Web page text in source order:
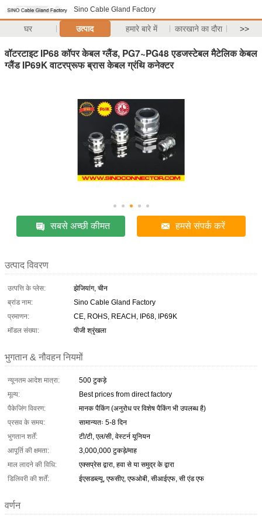
Sino Cable Gland Factory
घर उत्पाद हमारे बारे में कारखाने का दौरा >>
वॉटरटाइट IP68 कॉपर केबल ग्लैंड, PG7~PG48 एडजस्टेबल मैटेलिक केबल
ग्लैंड IP69K वाटरप्रूफ ब्रास केबल ग्रंथि कनेक्टर
सबसे अच्छी कीमत हमसे संपर्क करें
उत्पाद विवरण
उत्पत्ति के प्लेस:
झेजियांग, चीन
ब्रांड नाम:
Sino Cable Gland Factory
प्रमाणन:
CE, ROHS, REACH, IP68, IP69K
मॉडल संख्या:
पीजी श्रृंखला
भुगतान & नौवहन नियमों
न्यूनतम आदेश मात्रा:
500 टुकड़े
मूल्य:
Best prices from direct factory
पैकेजिंग विवरण:
मानक पैकिंग (अनुरोध पर विशेष पैकिंग भी उपलब्ध है)
प्रसव के समय:
सामान्यतः 5-8 दिन
भुगतान शर्तें:
टी/टी, एल/सी, वेस्टर्न यूनियन
आपूर्ति की क्षमता:
3,000,000 टुकड़े/माह
माल लादने की विधि:
एक्सप्रेस द्वारा, हवा से या समुद्र के द्वारा
डिलिवरी की शर्तें:
ईएसडब्ल्यू, एफसीए, एफओबी, सीआईएफ, सी एंड एफ
वर्णन